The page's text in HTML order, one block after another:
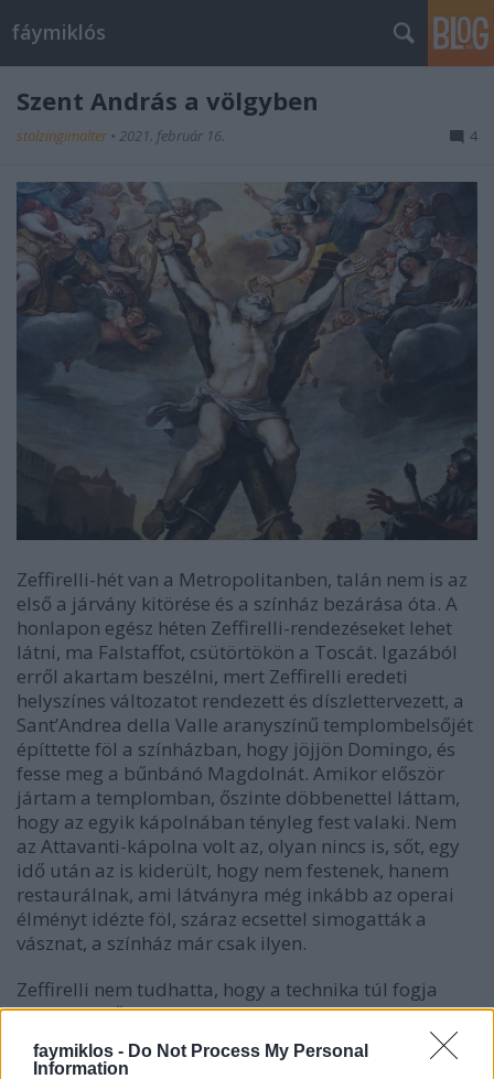
faymiklos - Do Not Process My Personal
Information
fáymiklós
Szent András a völgyben
stolzingimalter • 2021. február 16. 4
Zeffirelli-hét van a Metropolitanben, talán nem is az
első a járvány kitörése és a színház bezárása óta. A
honlapon egész héten Zeffirelli-rendezéseket lehet
látni, ma Falstaffot, csütörtökön a Toscát. Igazából
erről akartam beszélni, mert Zeffirelli eredeti
helyszínes változatot rendezett és díszlettervezett, a
Sant’Andrea della Valle aranyszínű templombelsőjét
építtette föl a színházban, hogy jöjjön Domingo, és
fesse meg a bűnbánó Magdolnát. Amikor először
jártam a templomban, őszinte döbbenettel láttam,
hogy az egyik kápolnában tényleg fest valaki. Nem
az Attavanti-kápolna volt az, olyan nincs is, sőt, egy
idő után az is kiderült, hogy nem festenek, hanem
restaurálnak, ami látványra még inkább az operai
élményt idézte föl, száraz ecsettel simogatták a
vásznat, a színház már csak ilyen.
Zeffirelli nem tudhatta, hogy a technika túl fogja
haladni az ő képzeletét is, lesz majd Tosca az eredeti
helyszíneken, eredeti időpontokban, televíziós
világközvetítésben. Annak is az első felvonása rögzül